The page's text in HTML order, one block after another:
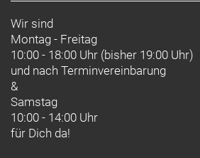
Wir sind
Montag - Freitag
10:00 - 18:00 Uhr (bisher 19:00 Uhr)
und nach Terminvereinbarung
&
Samstag
10:00 - 14:00 Uhr
für Dich da!